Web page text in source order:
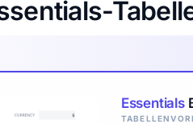
Essentials